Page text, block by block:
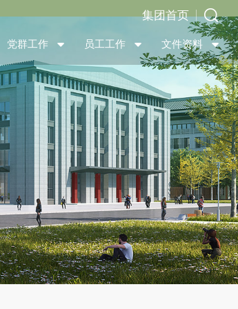
集团首页
党群工作 员工工作 文件资料